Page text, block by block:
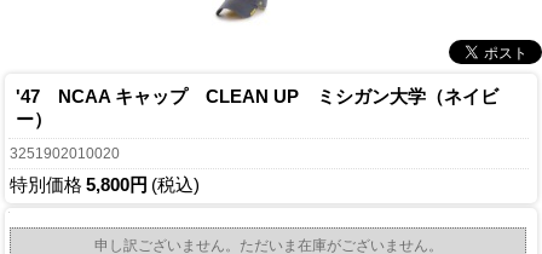
'47 NCAA キャップ CLEAN UP ミシガン大学（ネイビ
ー）
3251902010020
特別価格 5,800円 (税込)
申し訳ございません。ただいま在庫がございません。